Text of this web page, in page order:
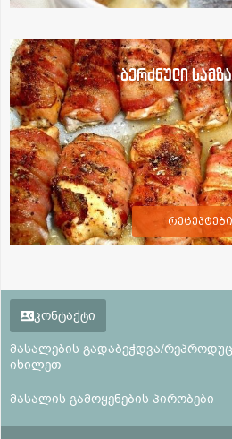
ბერძნული
რეცეპტები
კონტაქტი
მასალების გადაბეჭდვა/
იხილეთ
მასალის გამოყენების პირობები